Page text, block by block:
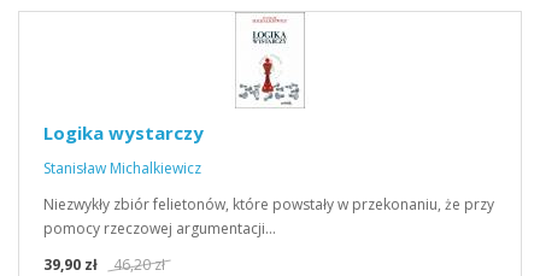
Logika wystarczy
Stanisław Michalkiewicz
Niezwykły zbiór felietonów, które powstały w przekonaniu, że przy
pomocy rzeczowej argumentacji…
39,90 zł
46,20 zł